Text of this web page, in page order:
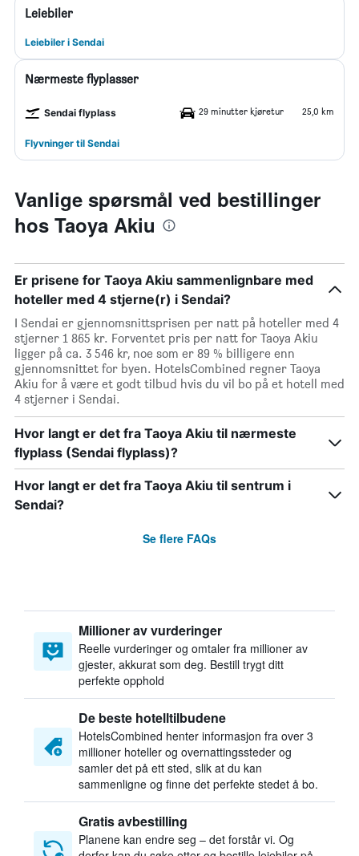
Leiebiler
Leiebiler i Sendai
Nærmeste flyplasser
Sendai flyplass 29 minutter kjøretur 25,0 km
Flyvninger til Sendai
Vanlige spørsmål ved bestillinger
hos Taoya Akiu
Er prisene for Taoya Akiu sammenlignbare med
hoteller med 4 stjerne(r) i Sendai?
I Sendai er gjennomsnittsprisen per natt på hoteller med 4
stjerner 1 865 kr. Forventet pris per natt for Taoya Akiu
ligger på ca. 3 546 kr, noe som er 89 % billigere enn
gjennomsnittet for byen. HotelsCombined regner Taoya
Akiu for å være et godt tilbud hvis du vil bo på et hotell med
4 stjerner i Sendai.
Hvor langt er det fra Taoya Akiu til nærmeste
flyplass (Sendai flyplass)?
Hvor langt er det fra Taoya Akiu til sentrum i
Sendai?
Se flere FAQs
Millioner av vurderinger
Reelle vurderinger og omtaler fra millioner av
gjester, akkurat som deg. Bestill trygt ditt
perfekte opphold
De beste hotelltilbudene
HotelsCombined henter informasjon fra over 3
millioner hoteller og overnattingssteder og
samler det på ett sted, slik at du kan
sammenligne og finne det perfekte stedet å bo.
Gratis avbestilling
Planene kan endre seg – det forstår vi. Og